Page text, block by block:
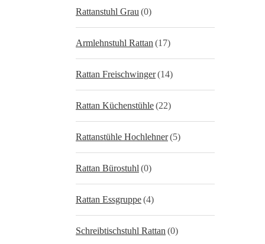
Rattanstuhl Grau (0)
Armlehnstuhl Rattan (17)
Rattan Freischwinger(14)
Rattan Küchenstühle(22)
Rattanstühle Hochlehner(5)
Rattan Bürostuhl (0)
Rattan Essgruppe(4)
Schreibtischstuhl Rattan (0)